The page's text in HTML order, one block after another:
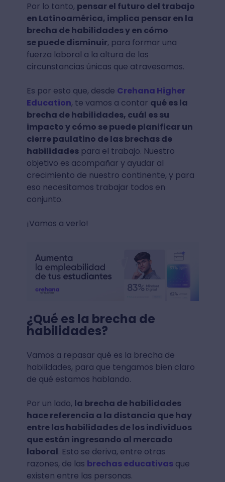
Por lo tanto, pensar el futuro del trabajo
en Latinoamérica, implica pensar en la
brecha de habilidades y en cómo
se puede disminuir, para formar una
fuerza laboral a la altura de las
circunstancias únicas que atravesamos.
Es por esto que, desde Crehana Higher
Education, te vamos a contar qué es la
brecha de habilidades, cuál es su
impacto y cómo se puede planificar un
cierre paulatino de las brechas de
habilidadespara el trabajo. Nuestro
objetivo es acompañar y ayudar al
crecimiento de nuestro continente, y para
eso necesitamos trabajar todos en
conjunto.
¡Vamos a verlo!
¿Qué es la brecha de
habilidades?
Vamos a repasar qué es la brecha de
habilidades, para que tengamos bien claro
de qué estamos hablando.
Por un lado, la brecha de habilidades
hace referencia a la distancia que hay
entre las habilidades de los individuos
que están ingresando al mercado
laboral. Esto se deriva, entre otras
razones, de las brechas educativasque
existen entre las personas.